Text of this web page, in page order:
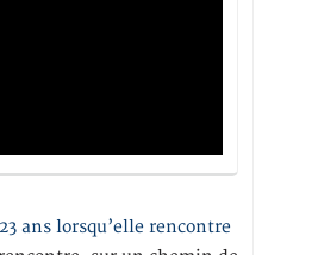
ans lorsqu’elle rencontre